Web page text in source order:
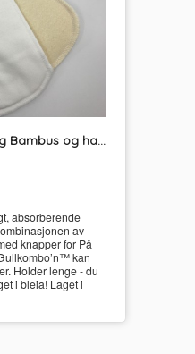
Gullkombo’n™ Innlegg Bambus og hamp UnikumBLEIA
absorberende
av
knapper for På
kan
Holder lenge - du
i bleia! Laget i